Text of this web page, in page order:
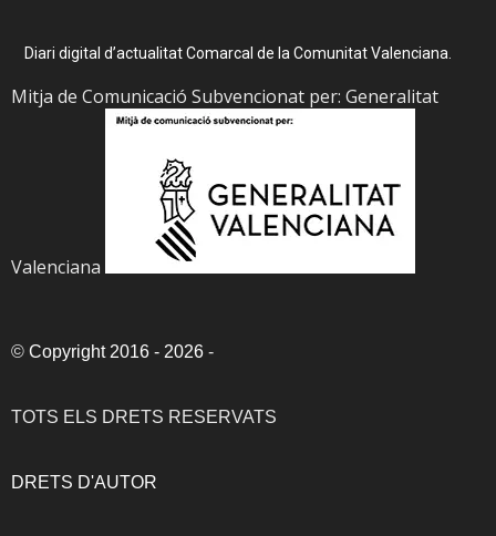
Diari digital d’actualitat Comarcal de la Comunitat Valenciana.
Mitja de Comunicació Subvencionat per: Generalitat
Valenciana
© Copyright 2016 - 2026 -
TOTS ELS DRETS RESERVATS
DRETS D'AUTOR